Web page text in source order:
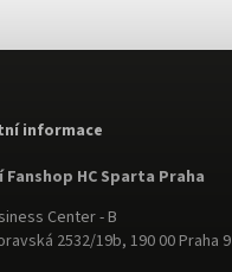
informace
HC Sparta Praha
Center - B
2532/19b, 190 00 Praha 9